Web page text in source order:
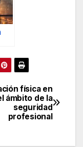
física en
ámbito de la
seguridad
profesional